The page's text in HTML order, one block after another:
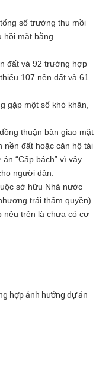
số trường thu mồi
hồi mặt bằng
đất và 92 trường hợp
107 nền đất và 61
gặp một số khó khăn,
thuận bàn giao mặt
nền đất hoặc căn hộ tái
“Cấp bách” vì vậy
người dân.
sở hữu Nhà nước
trái thẩm quyền)
nêu trên là chưa có cơ
hợp ảnh hưởng dự án